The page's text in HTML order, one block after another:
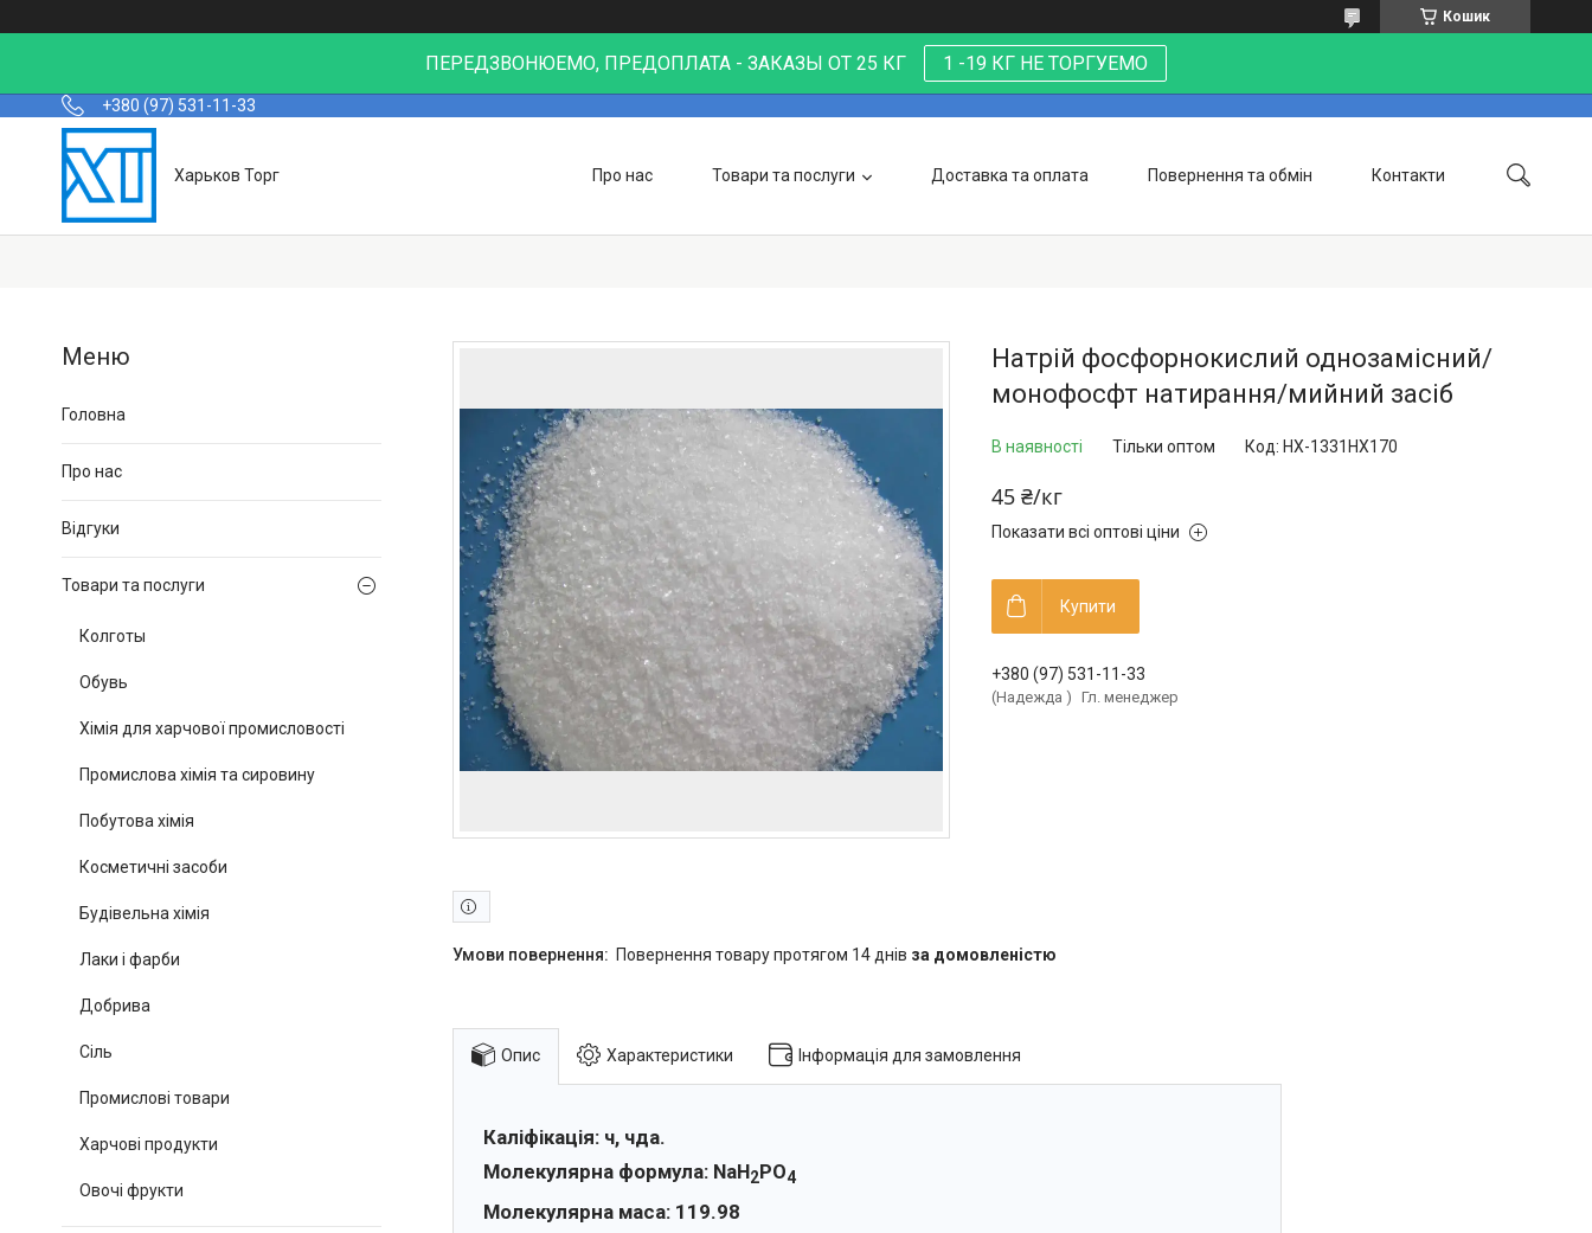
Кошик
ПЕРЕДЗВОНЮЕМО, ПРЕДОПЛАТА - ЗАКАЗЫ ОТ 25 КГ 1 -19 КГ НЕ ТОРГУЕМО
+380 (97) 531-11-33
Харьков Торг Про нас Товари та послуги Доставка та оплата Повернення та обмін Контакти
Натрій фосфорнокислий однозамісний/
монофосфт натирання/мийний засіб
В наявності Тільки оптом Код: НХ-1331НХ170
45 ₴/кг
Показати всі оптові ціни
Купити
+380 (97) 531-11-33
Надежда Гл. менеджер
повернення товару протягом 14 днів за домовленістю
Опис Характеристики Інформація для замовлення
Каліфікація: ч, чда.
Молекулярна формула: NaH2PO4
Молекулярна маса: 119.98
Головна
Про нас
Відгуки
Товари та послуги
Колготы
Обувь
Хімія для харчової промисловості
Промислова хімія та сировину
Побутова хімія
Косметичні засоби
Будівельна хімія
Лаки і фарби
Добрива
Сіль
Промислові товари
Харчові продукти
Овочі фрукти